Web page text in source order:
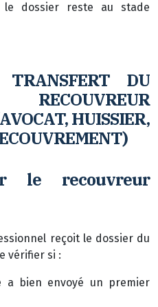
le dossier reste au stade
DU
HUISSIER,
le recouvreur
reçoit le dossier du
vérifier si :
a bien envoyé un premier